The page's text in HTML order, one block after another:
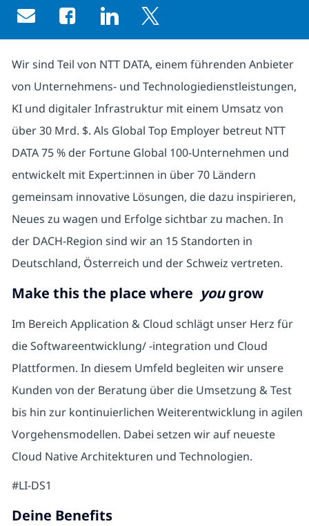
Share via email
Share via Facebook
Share via LinkedIn
Share via twitter
Wir sind Teil von NTT DATA, einem führenden Anbieter
von Unternehmens- und Technologiedienstleistungen,
KI und digitaler Infrastruktur mit einem Umsatz von
über 30 Mrd. $. Als Global Top Employer betreut NTT
DATA 75 % der Fortune Global 100-Unternehmen und
entwickelt mit Expert:innen in über 70 Ländern
gemeinsam innovative Lösungen, die dazu inspirieren,
Neues zu wagen und Erfolge sichtbar zu machen. In
der DACH-Region sind wir an 15 Standorten in
Deutschland, Österreich und der Schweiz vertreten.
Make this the place where yougrow
Im Bereich Application & Cloud schlägt unser Herz für
die Softwareentwicklung/ -integration und Cloud
Plattformen. In diesem Umfeld begleiten wir unsere
Kunden von der Beratung über die Umsetzung & Test
bis hin zur kontinuierlichen Weiterentwicklung in agilen
Vorgehensmodellen. Dabei setzen wir auf neueste
Cloud Native Architekturen und Technologien.
#LI-DS1
Deine Benefits